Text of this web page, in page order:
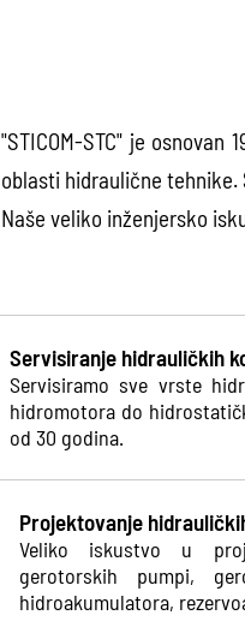
"STICOM-STC" je
oblasti hidraulične
Naše veliko inženjersko
Servisiranje hidrauličkih
Servisiramo sve vrste
hidromotora do
od 30 godina.
Projektovanje
Veliko iskustvo u
gerotorskih pumpi,
hidroakumulatora,